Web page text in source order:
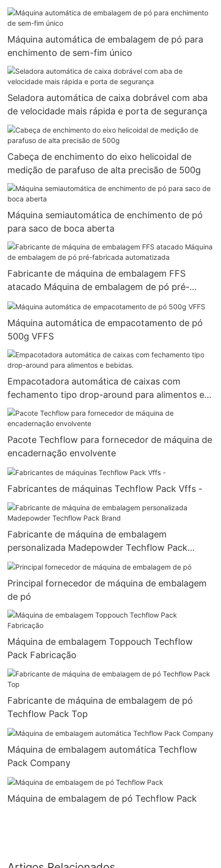
Máquina automática de embalagem de pó para
enchimento de sem-fim único
Seladora automática de caixa dobrável com aba
de velocidade mais rápida e porta de segurança
Cabeça de enchimento do eixo helicoidal de
medição de parafuso de alta precisão de 500g
Máquina semiautomática de enchimento de pó
para saco de boca aberta
Fabricante de máquina de embalagem FFS
atacado Máquina de embalagem de pó pré-
fabricada automatizada
Máquina automática de empacotamento de pó
500g VFFS
Empacotadora automática de caixas com
fechamento tipo drop-around para alimentos e
bebidas.
Pacote Techflow para fornecedor de máquina de
encadernação envolvente
Fabricantes de máquinas Techflow Pack Vffs -
Fabricante de máquina de embalagem
personalizada Madepowder Techflow Pack
Brand
Principal fornecedor de máquina de embalagem
de pó
Máquina de embalagem Toppouch Techflow
Pack Fabricação
Fabricante de máquina de embalagem de pó
Techflow Pack Top
Máquina de embalagem automática Techflow
Pack Company
Máquina de embalagem de pó Techflow Pack